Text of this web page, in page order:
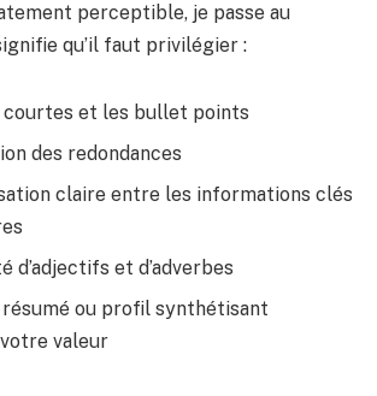
perceptible, je passe au
qu’il faut privilégier :
courtes et les bullet points
des redondances
claire entre les informations clés
d’adjectifs et d’adverbes
résumé ou profil synthétisant
valeur